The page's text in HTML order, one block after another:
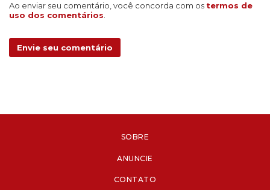
Ao enviar seu comentário, você concorda com os termos de
uso dos comentários.
Envie seu comentário
SOBRE
ANUNCIE
CONTATO